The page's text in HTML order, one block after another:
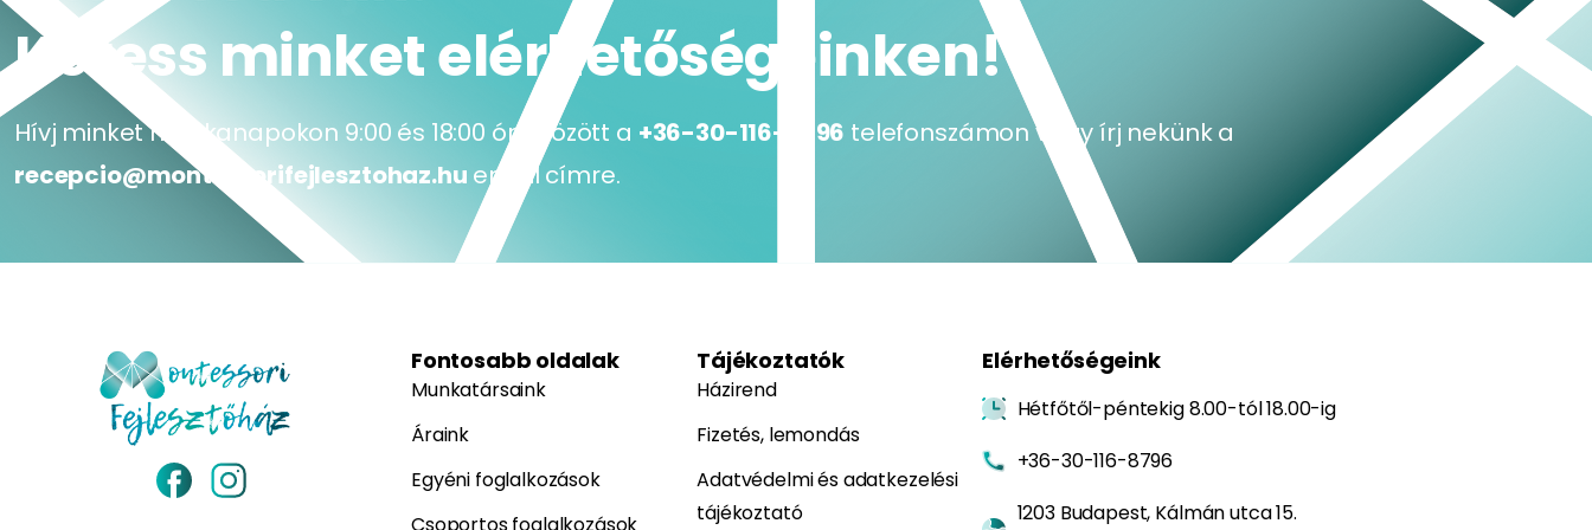
Keress minket elérhetőségeinken!
Hívj minket munkanapokon 9:00 és 18:00 óra között a +36-30-116-8796 telefonszámon vagy írj nekünk a
recepcio@montessorifejlesztohaz.hu email címre.
Fontosabb oldalak
Munkatársaink
Áraink
Egyéni foglalkozások
Csoportos foglalkozások
Tájékoztatók
Házirend
Fizetés, lemondás
Adatvédelmi és adatkezelési
tájékoztató
Elérhetőségeink
Hétfőtől-péntekig 8.00-tól 18.00-ig
+36-30-116-8796
1203 Budapest, Kálmán utca 15.